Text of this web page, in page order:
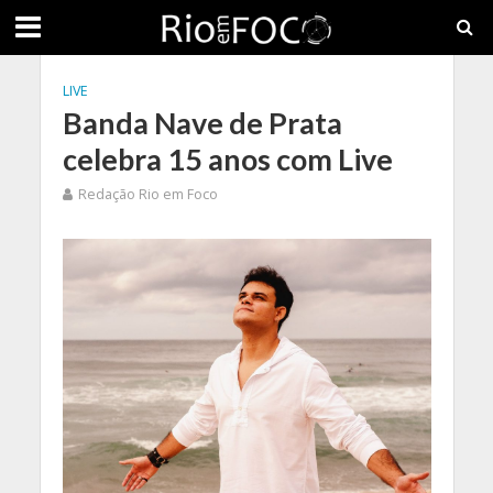
LIVE
Banda Nave de Prata
celebra 15 anos com Live
Redação Rio em Foco